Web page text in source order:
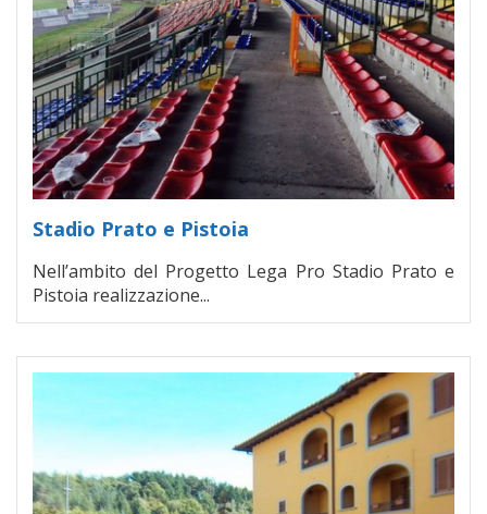
Stadio Prato e Pistoia
Nell’ambito del Progetto Lega Pro Stadio Prato e
Pistoia realizzazione...